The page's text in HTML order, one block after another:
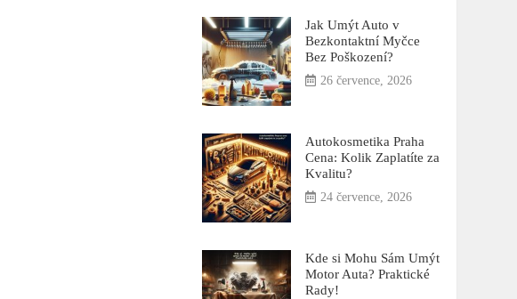
Jak Umýt Auto v
Bezkontaktní Myčce
Bez Poškození?
26 července, 2026
Autokosmetika Praha
Cena: Kolik Zaplatíte za
Kvalitu?
24 července, 2026
Kde si Mohu Sám Umýt
Motor Auta? Praktické
Rady!